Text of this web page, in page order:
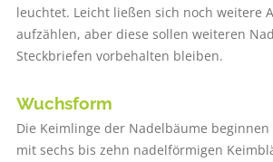
leuchtet. Leicht ließen sich noch weitere
aufzählen, aber diese sollen weiteren
Steckbriefen vorbehalten bleiben.
Wuchsform
Die Keimlinge der Nadelbäume
mit sechs bis zehn nadelförmigen